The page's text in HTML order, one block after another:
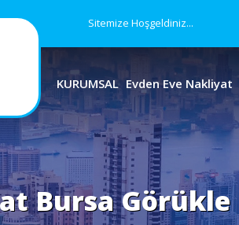
Sitemize Hoşgeldiniz...
KURUMSAL Evden Eve Nakliyat
Bursa Görükle